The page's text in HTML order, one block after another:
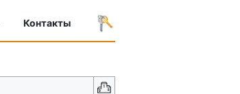
Контакты